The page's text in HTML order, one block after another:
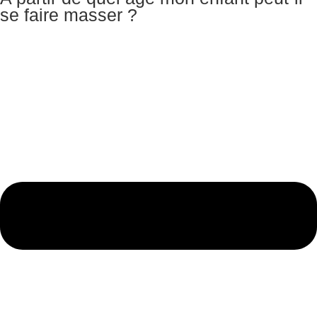
se faire masser ?